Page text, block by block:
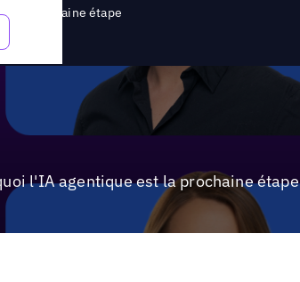
la prochaine étape
l'IA agentique est la prochaine étape